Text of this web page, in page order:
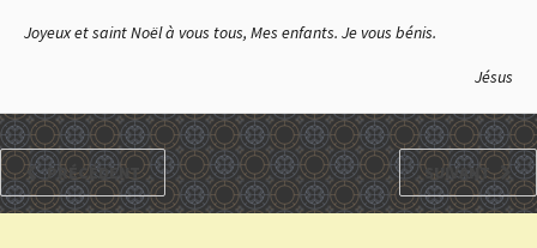
Joyeux et saint Noël à vous tous, Mes enfants. Je vous bénis.
Jésus
PRÉCÉDENT SUIVANT